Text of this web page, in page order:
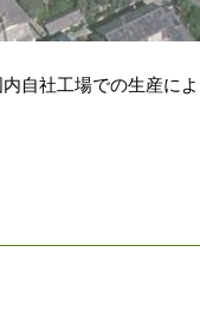
内自社工場での生産に